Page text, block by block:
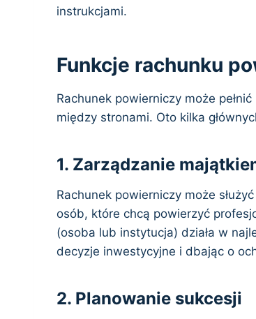
instrukcjami.
Funkcje rachunku
Rachunek powierniczy może
między stronami. Oto kilka
1. Zarządzanie
Rachunek powierniczy może
osób, które chcą powierzyć
(osoba lub instytucja) działa w
decyzje inwestycyjne i dbając o
2. Planowanie sukcesji